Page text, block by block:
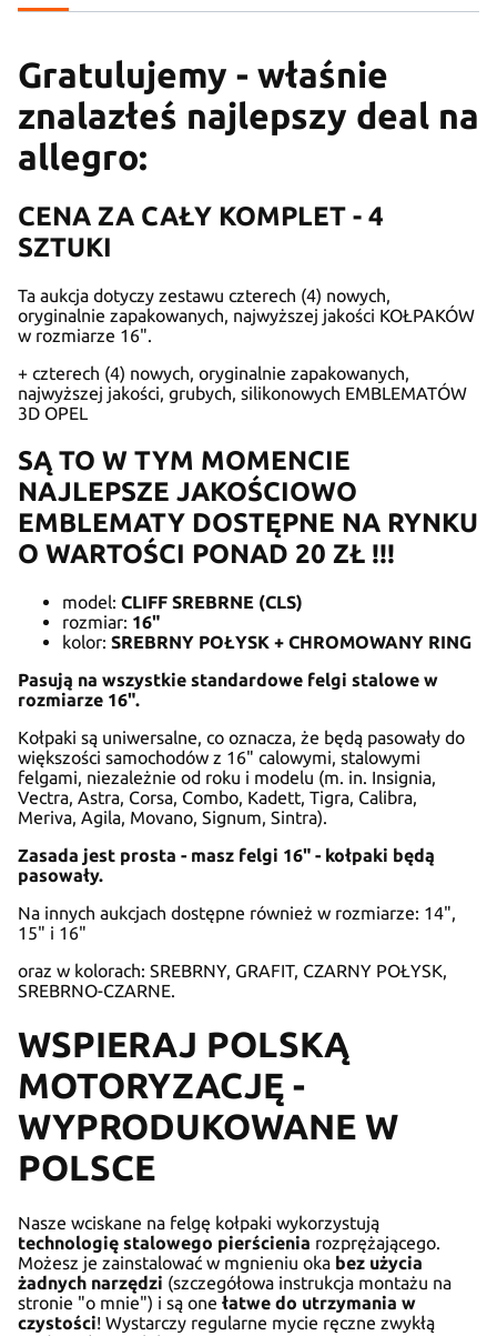
Gratulujemy - właśnie
znalazłeś najlepszy deal na
allegro:
CENA ZA CAŁY KOMPLET - 4
SZTUKI
Ta aukcja dotyczy zestawu czterech (4) nowych,
oryginalnie zapakowanych, najwyższej jakości KOŁPAKÓW
w rozmiarze 16".
+ czterech (4) nowych, oryginalnie zapakowanych,
najwyższej jakości, grubych, silikonowych EMBLEMATÓW
3D OPEL
SĄ TO W TYM MOMENCIE
NAJLEPSZE JAKOŚCIOWO
EMBLEMATY DOSTĘPNE NA RYNKU
O WARTOŚCI PONAD 20 ZŁ !!!
model: CLIFF SREBRNE (CLS)
rozmiar: 16"
kolor: SREBRNY POŁYSK + CHROMOWANY RING
Pasują na wszystkie standardowe felgi stalowe w
rozmiarze 16".
Kołpaki są uniwersalne, co oznacza, że będą pasowały do
większości samochodów z 16" calowymi, stalowymi
felgami, niezależnie od roku i modelu (m. in. Insignia,
Vectra, Astra, Corsa, Combo, Kadett, Tigra, Calibra,
Meriva, Agila, Movano, Signum, Sintra).
Zasada jest prosta - masz felgi 16" - kołpaki będą
pasowały.
Na innych aukcjach dostępne również w rozmiarze: 14",
15" i 16"
oraz w kolorach: SREBRNY, GRAFIT, CZARNY POŁYSK,
SREBRNO-CZARNE.
WSPIERAJ POLSKĄ
MOTORYZACJĘ -
WYPRODUKOWANE W
POLSCE
Nasze wciskane na felgę kołpaki wykorzystują
technologię stalowego pierścienia rozprężającego.
Możesz je zainstalować w mgnieniu oka bez użycia
żadnych narzędzi (szczegółowa instrukcja montażu na
stronie "o mnie") i są one łatwe do utrzymania w
czystości! Wystarczy regularne mycie ręczne zwykłą